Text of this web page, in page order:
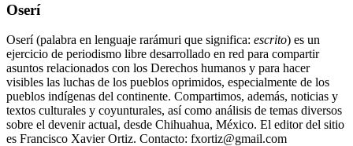
Oserí
Oserí (palabra en lenguaje rarámuri que significa: escrito) es un
ejercicio de periodismo libre desarrollado en red para compartir
asuntos relacionados con los Derechos humanos y para hacer
visibles las luchas de los pueblos oprimidos, especialmente de los
pueblos indígenas del continente. Compartimos, además, noticias y
textos culturales y coyunturales, así como análisis de temas diversos
sobre el devenir actual, desde Chihuahua, México. El editor del sitio
es Francisco Xavier Ortiz. Contacto: fxortiz@gmail.com